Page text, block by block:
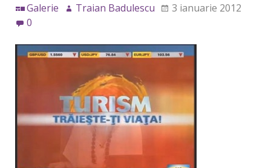
Galerie Traian Badulescu
3 ianuarie 2012
0